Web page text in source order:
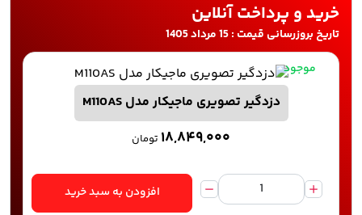
خرید و پرداخت آنلاین
تاریخ بروزرسانی قیمت : 15 مرداد 1405
موجود
دزدگیر تصویری ماجیکار مدل M110AS
۱۸,۸۴۹,۰۰۰ تومان
افزودن به سبد خرید